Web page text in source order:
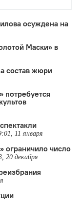
осуждена на
Маски» в
состав жюри
потребуется
11 января
ограничило число
20 декабря